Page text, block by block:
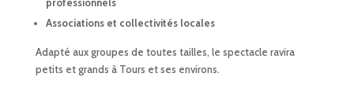
Associations et collectivités locales
Adapté aux groupes de toutes tailles, le spectacle ravira
petits et grands à Tours et ses environs.